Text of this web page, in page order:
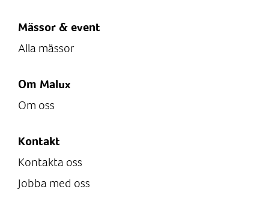
Mässor & event
Alla mässor
Om Malux
Om oss
Kontakt
Kontakta oss
Jobba med oss